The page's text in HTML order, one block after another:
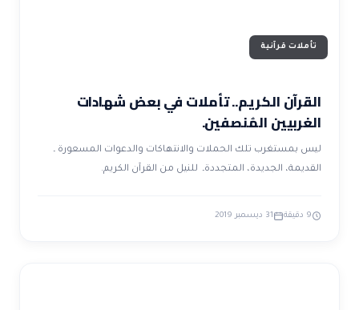
تأملات قرآنية
القرآن الكريم.. تأملات في بعض شهادات
الغربيين المُنصفين.
ليس بمستغرب تلك الحملات والانتهاكات والدعوات المسعورة ـ
القديمة، الجديدة، المتجددةـ للنيل من القرآن الكريم.
9 دقيقة 31 ديسمبر 2019